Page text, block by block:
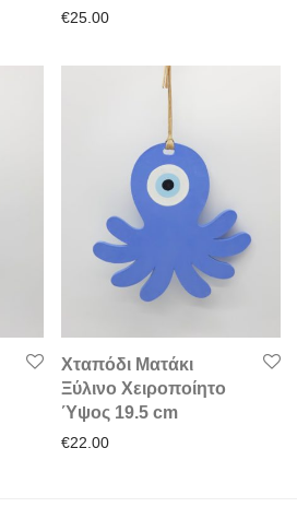
€25.00
Χταπόδι Ματάκι
Ξύλινο Χειροποίητο
Ύψος 19.5 cm
€22.00